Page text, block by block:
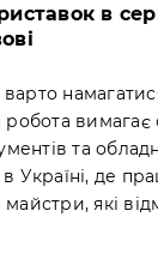
в
робота вимагає
та
Україні, де
майстри, які